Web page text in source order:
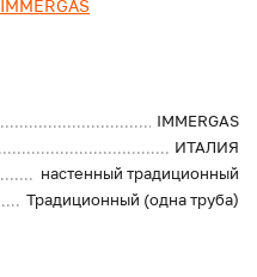
IMMERGAS
IMMERGAS
ИТАЛИЯ
настенный традиционный
Традиционный (одна труба)